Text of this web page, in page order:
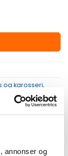
annonser og
og karosseri,
Reservedeler